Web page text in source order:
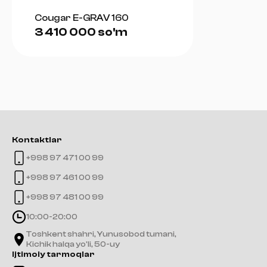
Cougar E-GRAV 160
3 410 000 so'm
Kontaktlar
+998 97 471 00 99
+998 97 461 00 99
+998 97 481 00 99
10:00-20:00
Toshkent shahri, Yunusobod tumani,
Kichik halqa yo'li, 50-uy
Ijtimoiy tarmoqlar